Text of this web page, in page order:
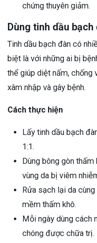
chứng thuyên giảm.
Dùng tinh dầu bạch
Tinh dầu bạch đàn có
biệt là với những ai bị
thể giúp diệt nấm, chống
xâm nhập và gây bệnh.
Cách thực hiện
Lấy tinh dầu bạch
1:1.
Dùng bông gòn
vùng da bị viêm
Rửa sạch lại da
mềm thấm khô.
Mỗi ngày dùng cách
chóng được chữa trị.